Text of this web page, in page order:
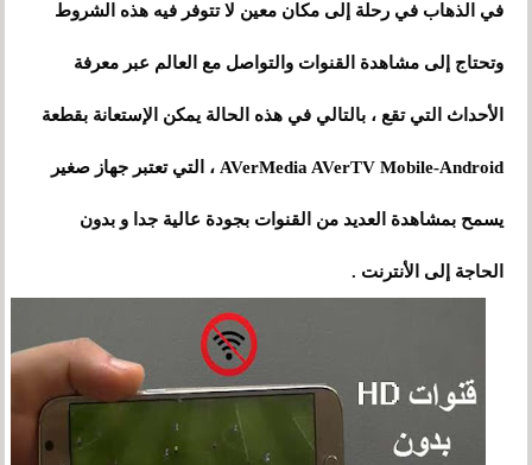
في الذهاب في رحلة إلى مكان معين لا تتوفر فيه هذه الشروط
وتحتاج إلى مشاهدة القنوات والتواصل مع العالم عبر معرفة
الأحداث التي تقع ، بالتالي في هذه الحالة يمكن الإستعانة بقطعة
AVerMedia AVerTV Mobile-Android ، التي تعتبر جهاز صغير
يسمح بمشاهدة العديد من القنوات بجودة عالية جد و بدون
الحاجة إلى الأنترنت .